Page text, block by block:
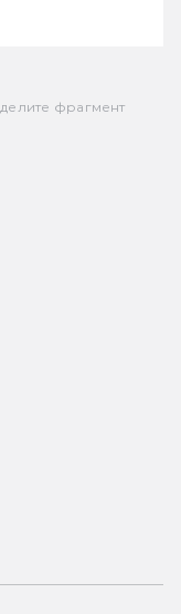
фрагмент